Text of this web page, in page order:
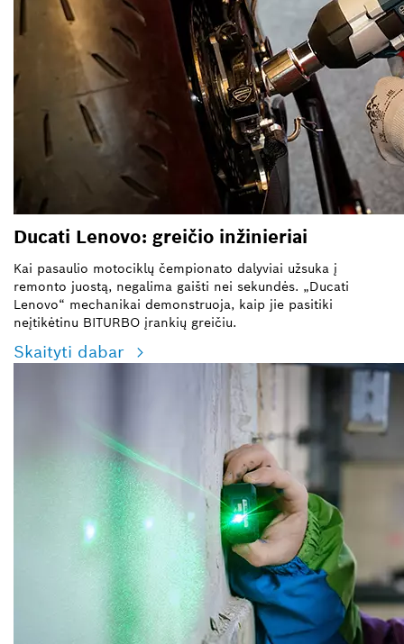
Ducati Lenovo: greičio inžinieriai
Kai pasaulio motociklų čempionato dalyviai užsuka į
remonto juostą, negalima gaišti nei sekundės. „Ducati
Lenovo“ mechanikai demonstruoja, kaip jie pasitiki
neįtikėtinu BITURBO įrankių greičiu.
Skaityti dabar